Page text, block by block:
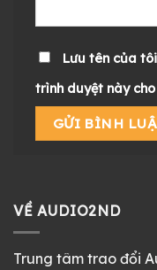
Lưu tên của
trình duyệt này
VỀ AUDIO2ND
Trung tâm trao đổi